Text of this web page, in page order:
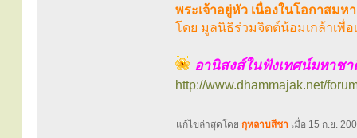
พระเจ้าอยู่หัว เนื่องในโอกาสม
โดย มูลนิธิร่วมจิตต์น้อมเกล้าเพื่
อานิสงส์ในฟังเทศน์มหาช
http://www.dhammajak.net/
แก้ไขล่าสุดโดย กุหลาบสีชา เมื่อ 15 ก.ย.